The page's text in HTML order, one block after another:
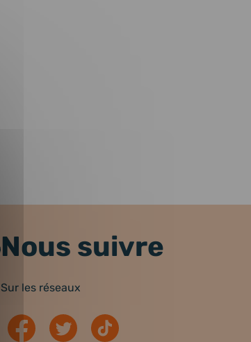
Nous suivre
Sur les réseaux